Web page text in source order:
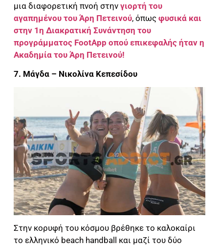
μια διαφορετική πνοή στην γιορτή του
αγαπημένου του Άρη Πετεινού, όπως φυσικά και
στην 1η Διακρατική Συνάντηση του
προγράμματος FootApp οπού επικεφαλής ήταν η
Ακαδημία του Άρη Πετεινού!
7. Μάγδα – Νικολίνα Κεπεσίδου
Στην κορυφή του κόσμου βρέθηκε το καλοκαίρι
το ελληνικό beach handball και μαζί του δύο